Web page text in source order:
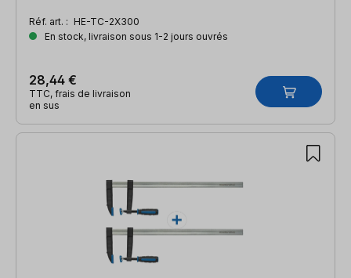
Réf. art. : HE-TC-2X300
En stock, livraison sous 1-2 jours ouvrés
28,44 €
TTC, frais de livraison
en sus